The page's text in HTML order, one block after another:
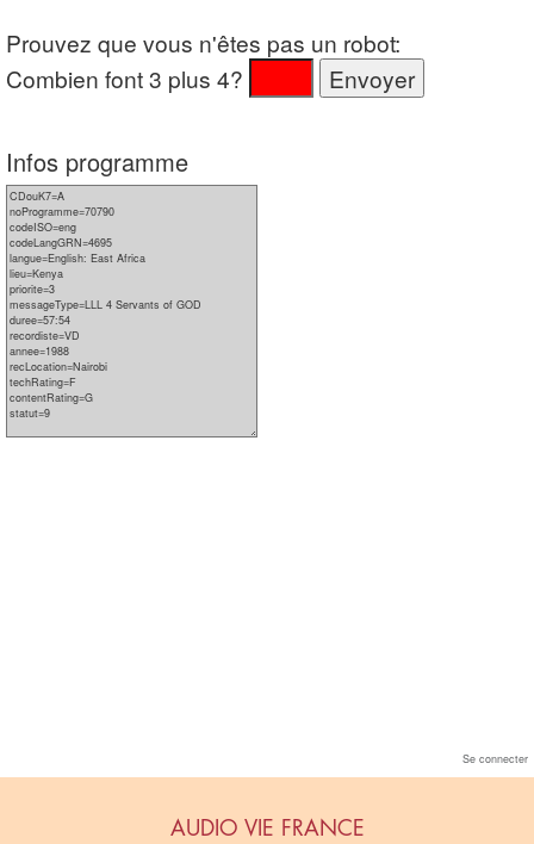
Prouvez que vous n'êtes pas un robot:
Combien font 3 plus 4?
Infos programme
Se connecter
AUDIO VIE FRANCE